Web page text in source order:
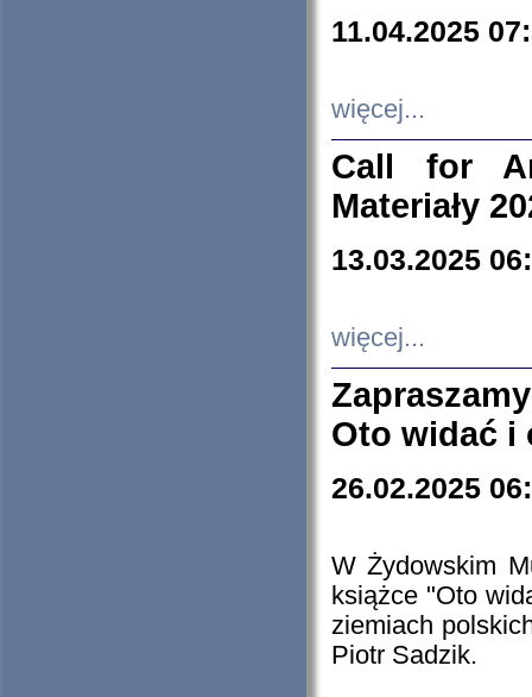
11.04.2025
więcej...
Call for
Materiały
13.03.2025
więcej...
Oto widać i
26.02.2025
W Żydowskim
książce "Oto
ziemiach
Piotr Sadzik.